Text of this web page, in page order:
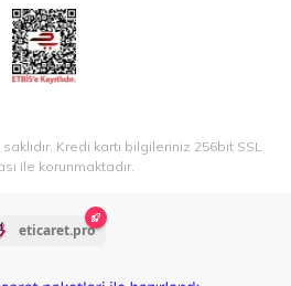
Kredi kartı bilgileriniz 256bit SSL
ile korunmaktadır.
eticaret.pro